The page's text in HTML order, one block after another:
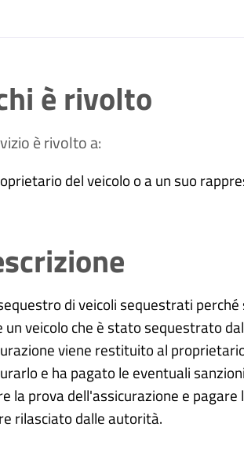
è rivolto
è rivolto a:
del veicolo o a un suo
di veicoli sequestrati
un veicolo che è stato sequestrato
viene restituito al
e ha pagato le eventuali
la prova dell'assicurazione e
rilasciato dalle autorità.